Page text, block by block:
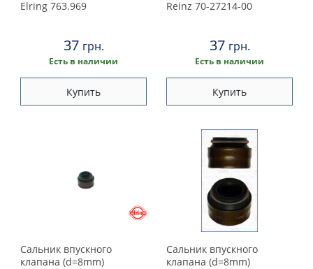
Elring 763.969
37 грн.
Есть в наличии
Купить
Reinz 70-27214-00
37 грн.
Есть в наличии
Купить
Сальник впускного
клапана (d=8mm)
Сальник впускного
клапана (d=8mm)